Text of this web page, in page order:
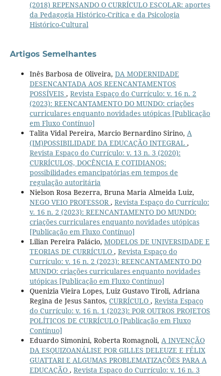
(2018) REPENSANDO O CURRÍCULO ESCOLAR: aportes
da Pedagogia Histórico-Crítica e da Psicologia
Histórico-Cultural
Artigos Semelhantes
Inês Barbosa de Oliveira, DA MODERNIDADE
DESENCANTADA AOS REENCANTAMENTOS
POSSÍVEIS , Revista Espaço do Currículo: v. 16 n. 2
(2023): REENCANTAMENTO DO MUNDO: criações
curriculares enquanto novidades utópicas [Publicação
em Fluxo Contínuo]
Talita Vidal Pereira, Marcio Bernardino Sirino, A
(IM)POSSIBILIDADE DA EDUCAÇÃO INTEGRAL ,
Revista Espaço do Currículo: v. 13 n. 3 (2020):
CURRÍCULOS, DOCÊNCIA E COTIDIANOS:
possibilidades emancipatórias em tempos de
regulação autoritária
Nielson Rosa Bezerra, Bruna Maria Almeida Luiz,
NEGO VEIO PROFESSOR, Revista Espaço do Currículo:
v. 16 n. 2 (2023): REENCANTAMENTO DO MUNDO:
criações curriculares enquanto novidades utópicas
[Publicação em Fluxo Contínuo]
Lilian Pereira Palácio, MODELOS DE UNIVERSIDADE E
TEORIAS DE CURRÍCULO , Revista Espaço do
Currículo: v. 16 n. 2 (2023): REENCANTAMENTO DO
MUNDO: criações curriculares enquanto novidades
utópicas [Publicação em Fluxo Contínuo]
Quenizia Vieira Lopes, Luiz Gustavo Tiroli, Adriana
Regina de Jesus Santos, CURRÍCULO , Revista Espaço
do Currículo: v. 16 n. 1 (2023): POR OUTROS PROJETOS
POLÍTICOS DE CURRÍCULO [Publicação em Fluxo
Contínuo]
Eduardo Simonini, Roberta Romagnoli, A INVENÇÃO
DA ESQUIZOANÁLISE POR GILLES DELEUZE E FÉLIX
GUATTARI E ALGUMAS PROBLEMATIZAÇÕES PARA A
EDUCAÇÃO , Revista Espaço do Currículo: v. 16 n. 3